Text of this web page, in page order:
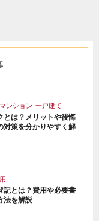
マンション 一戸建て
とは？メリットや後悔
対策を分かりやすく解
記とは？費用や必要書
法を解説